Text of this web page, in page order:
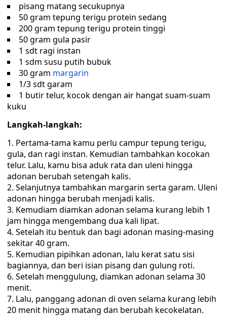
pisang matang secukupnya
50 gram tepung terigu protein sedang
200 gram tepung terigu protein tinggi
50 gram gula pasir
1 sdt ragi instan
1 sdm susu putih bubuk
30 gram margarin
1/3 sdt garam
1 butir telur, kocok dengan air hangat suam-suam
kuku
Langkah-langkah:
Pertama-tama kamu perlu campur tepung terigu,
gula, dan ragi instan. Kemudian tambahkan kocokan
telur. Lalu, kamu bisa aduk rata dan uleni hingga
adonan berubah setengah kalis.
Selanjutnya tambahkan margarin serta garam. Uleni
adonan hingga berubah menjadi kalis.
Kemudiam diamkan adonan selama kurang lebih 1
jam hingga mengembang dua kali lipat.
Setelah itu bentuk dan bagi adonan masing-masing
sekitar 40 gram.
Kemudian pipihkan adonan, lalu kerat satu sisi
bagiannya, dan beri isian pisang dan gulung roti.
Setelah menggulung, diamkan adonan selama 30
menit.
Lalu, panggang adonan di oven selama kurang lebih
20 menit hingga matang dan berubah kecokelatan.